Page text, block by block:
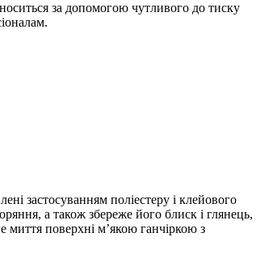
за допомогою чутливого до тиску
застосуванням поліестеру і клейового
а також збереже його блиск і глянець,
миття поверхні м’якою ганчіркою з